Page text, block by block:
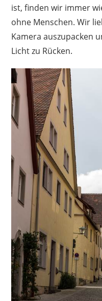
ist, finden wir immer
ohne Menschen. Wir
Kamera auszupacken
Licht zu Rücken.